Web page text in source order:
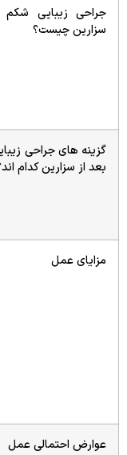
جراحی زیبایی شکم
سزارین چیست؟
گزینه های جراحی
بعد از سزارین کدام
مزایای عمل
عوارض احتمالی عمل